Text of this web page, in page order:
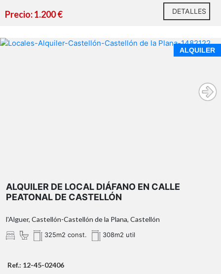
Precio: 1.200 € DETALLES
ALQUILER
ALQUILER DE LOCAL DIÁFANO EN CALLE
PEATONAL DE CASTELLÓN
l'Alguer, Castellón-Castellón de la Plana, Castellón
325m2 const. 308m2 util
Ref.: 12-45-02406